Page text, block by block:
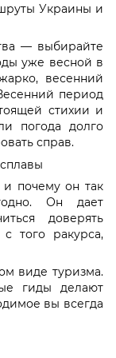
Украины и
— выбирайте
уже весной в
весенний
период
стихии и
погода долго
справ.
и почему он так
Он дает
доверять
того ракурса,
виде туризма.
гиды делают
вы всегда